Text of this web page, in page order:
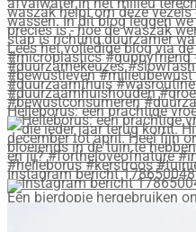
Helleborus: een prachtige
Instagram bericht
Een bierdopje hergebruiken